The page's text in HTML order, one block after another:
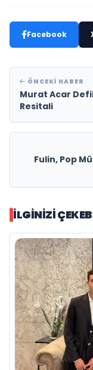
Facebook
ÖNCEKI HABER
Murat Acar
Resitali
Fulin, Pop
İLGINIZI